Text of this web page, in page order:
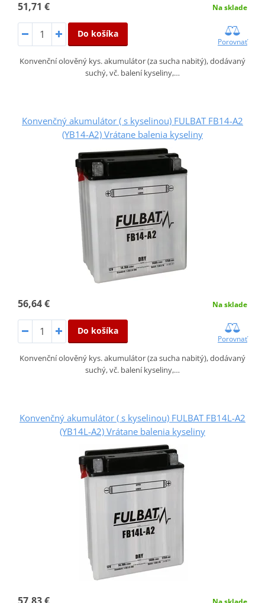
51,71 € Na sklade
Do košíka
Porovnať
Konvenční olověný kys. akumulátor (za sucha nabitý), dodávaný
suchý, vč. balení kyseliny,…
Konvenčný akumulátor ( s kyselinou) FULBAT FB14-A2
(YB14-A2) Vrátane balenia kyseliny
56,64 € Na sklade
Do košíka
Porovnať
Konvenční olověný kys. akumulátor (za sucha nabitý), dodávaný
suchý, vč. balení kyseliny,…
Konvenčný akumulátor ( s kyselinou) FULBAT FB14L-A2
(YB14L-A2) Vrátane balenia kyseliny